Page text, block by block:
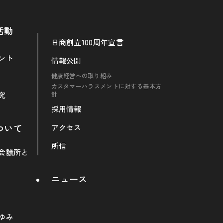
動
ト
いて
議所と
み
日商創立100周年宣言
情報公開
健康経営への取り組み
カスタマーハラスメントに対する基本方
針
採用情報
アクセス
所信
ニュース